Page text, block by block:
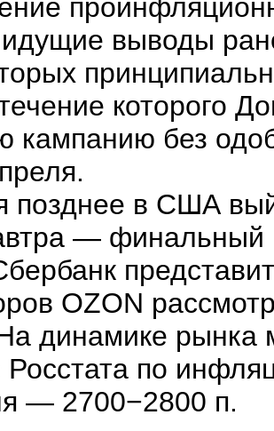
выводы
которого
кампанию без
позднее в США
— финальный
OZON
динамике рынка
по
— 2700−2800 п.